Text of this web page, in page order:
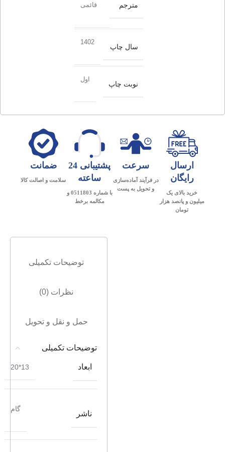
مترجم
قائمی
سال چاپ
1402
نوبت چاپ
اول
ارسال
رایگان
خرید بالای یک
میلیون و پانصد هزار
تومان
سرعت
در فرآیند آماده‌سازی
و تحویل به پست
پشتیبانی 24
ساعته
با شماره 0511803 و
مکالمه برخط
ضمانت
سلامت و اصالت کالا
توضیحات تکمیلی
نظرات (0)
حمل و نقل و تحویل
توضیحات تکمیلی
ابعاد 13*20
ناشر
گام